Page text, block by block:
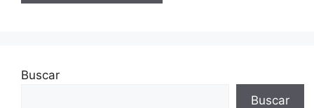
Buscar
Buscar